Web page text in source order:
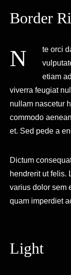
Border
Nte orci dapibus libero. A aenean vivamus
etiam
viverra feugiat
nullam nascetur
commodo
et. Sed pede a
Dictum
hendrerit ut felis.
varius dolor sem
quam imperdiet
Light